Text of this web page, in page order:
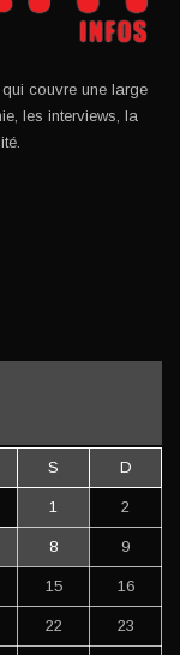
couvre une large
les interviews, la
S D
1 2
8 9
15 16
22 23